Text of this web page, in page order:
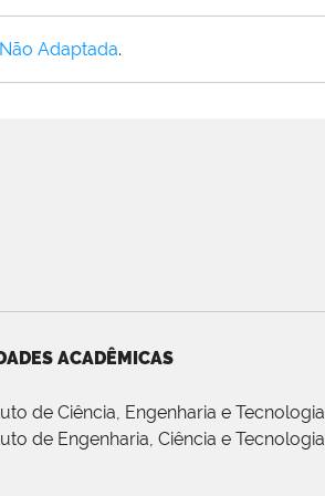
Adaptada.
ACADÊMICAS
de Ciência, Engenharia e Tecnologia
de Engenharia, Ciência e Tecnologia